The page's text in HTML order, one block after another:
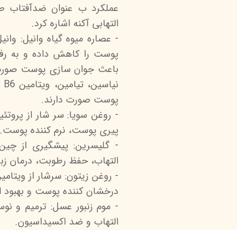
عملکرد ب عنوان
التهابی آکنه اشاره کرد.
- عصاره میوه گیاه وانیل:
پوست را کاهش داده و
پوست صورت دارند.
- روغن سویا: سر شار از
پیری پوست، نرم کننده پوست.
- گلیسرین: پیشگیری از
التهاب، حفظ رطوبت، درمان
درخشان کننده پوست و بهبود
- موم زنبور عسل: ترمیم و
التهاب و ضد اکسیداسیون.